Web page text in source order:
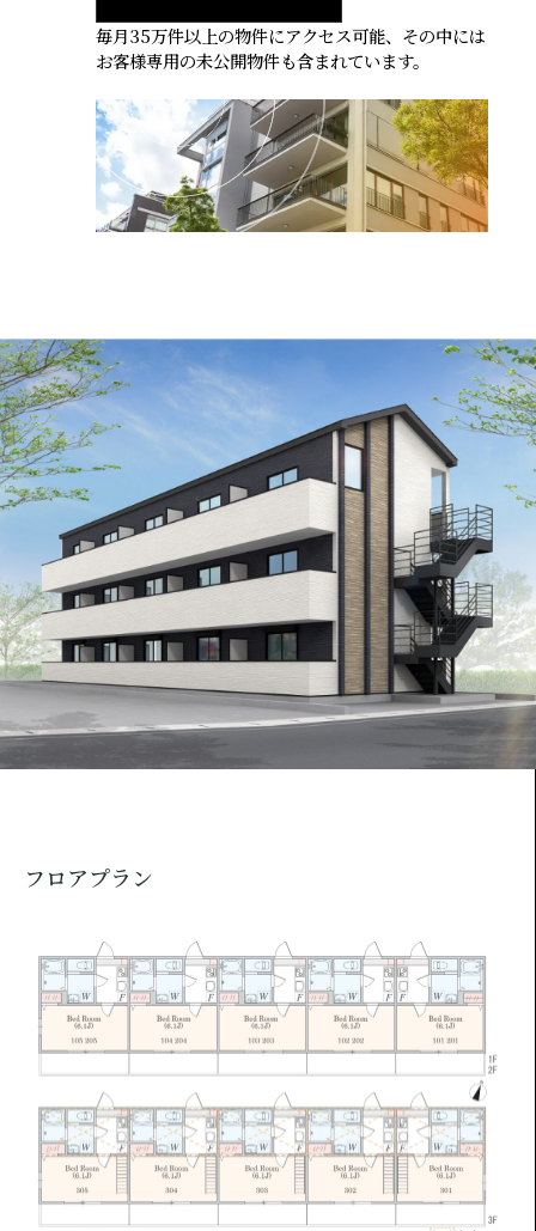
毎月35万件以上の物件にアクセス可能、その中には
お客様専用の未公開物件も含まれています。
フロアプラン